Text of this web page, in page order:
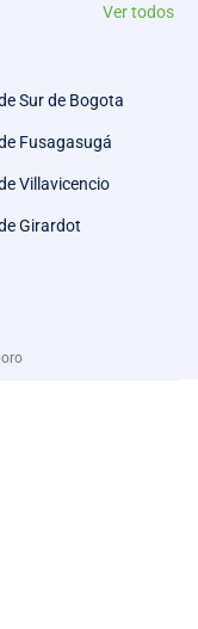
Ver todos
Sur de Bogota
Fusagasugá
Villavicencio
Girardot